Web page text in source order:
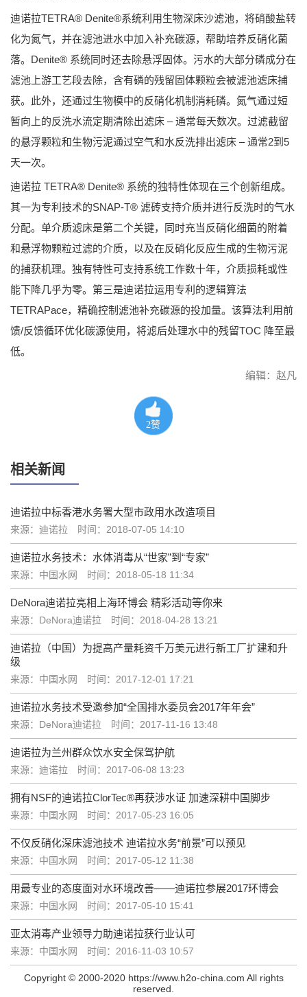
迪诺拉TETRA® Denite®系统利用生物深床沙滤池，将硝酸盐转
化为氮气，并在滤池进水中加入补充碳源，帮助培养反硝化菌
落。Denite® 系统同时还去除悬浮固体。污水的大部分磷成分在
滤池上游工艺段去除，含有磷的残留固体颗粒会被滤池滤床捕
获。此外，还通过生物模中的反硝化机制消耗磷。氮气通过短
暂向上的反洗水流定期清除出滤床 – 通常每天数次。过滤截留
的悬浮颗粒和生物污泥通过空气和水反洗排出滤床 – 通常2到5
天一次。
迪诺拉 TETRA® Denite® 系统的独特性体现在三个创新组成。
其一为专利技术的SNAP-T® 滤砖支持介质并进行反洗时的气水
分配。单介质滤床是第二个关键，同时充当反硝化细菌的附着
和悬浮物颗粒过滤的介质，以及在反硝化反应生成的生物污泥
的捕获机理。独有特性可支持系统工作数十年，介质损耗或性
能下降几乎为零。第三是迪诺拉运用专利的逻辑算法
TETRAPace，精确控制滤池补充碳源的投加量。该算法利用前
馈/反馈循环优化碳源使用，将滤后处理水中的残留TOC 降至最
低。
编辑：赵凡
2赞
相关新闻
迪诺拉中标香港水务署大型市政用水改造项目
来源：迪诺拉 时间：2018-07-05 14:10
迪诺拉水务技术：水体消毒从“世家”到“专家”
来源：中国水网 时间：2018-05-18 11:34
DeNora迪诺拉亮相上海环博会 精彩活动等你来
来源：DeNora迪诺拉 时间：2018-04-28 13:21
迪诺拉（中国）为提高产量耗资千万美元进行新工厂扩建和升
级
来源：中国水网 时间：2017-12-01 17:21
迪诺拉水务技术受邀参加“全国排水委员会2017年年会”
来源：DeNora迪诺拉 时间：2017-11-16 13:48
迪诺拉为兰州群众饮水安全保驾护航
来源：迪诺拉 时间：2017-06-08 13:23
拥有NSF的迪诺拉ClorTec®再获涉水证 加速深耕中国脚步
来源：中国水网 时间：2017-05-23 16:05
不仅反硝化深床滤池技术 迪诺拉水务“前景”可以预见
来源：中国水网 时间：2017-05-12 11:38
用最专业的态度面对水环境改善——迪诺拉参展2017环博会
来源：中国水网 时间：2017-05-10 15:41
亚太消毒产业领导力助迪诺拉获行业认可
来源：中国水网 时间：2016-11-03 10:57
Copyright © 2000-2020 https://www.h2o-china.com All rights
reserved.